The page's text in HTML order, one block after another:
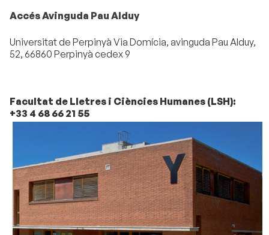
Accés Avinguda Pau Alduy
Universitat de Perpinyà Via Domícia, avinguda Pau Alduy,
52, 66860 Perpinyà cedex 9
Facultat de Lletres i Ciències Humanes (LSH):
+33 4 68 66 21 55